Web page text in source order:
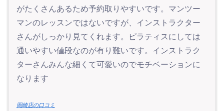
がたくさんあるため予約取りやすいです。マンツー
マンのレッスンではないですが、インストラクター
さんがしっかり見てくれます。ピラティスにしては
通いやすい値段なのが有り難いです。インストラク
ターさんみんな細くて可愛いのでモチベーションに
なります
岡崎店の口コミ